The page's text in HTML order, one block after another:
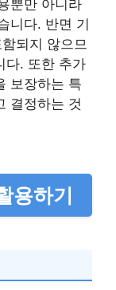
뿐만 아니라
니다. 반면 기
되지 않으므
다. 또한 추가
보장하는 특
결정하는 것
용하기